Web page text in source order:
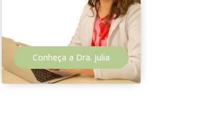
Conheça a Dra. Julia